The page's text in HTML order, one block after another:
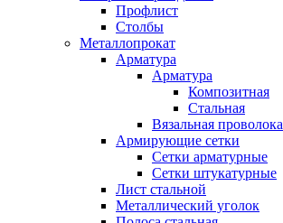
Профлист
Столбы
Металлопрокат
Арматура
Арматура
Композитная
Стальная
Вязальная проволока
Армирующие сетки
Сетки арматурные
Сетки штукатурные
Лист стальной
Металлический уголок